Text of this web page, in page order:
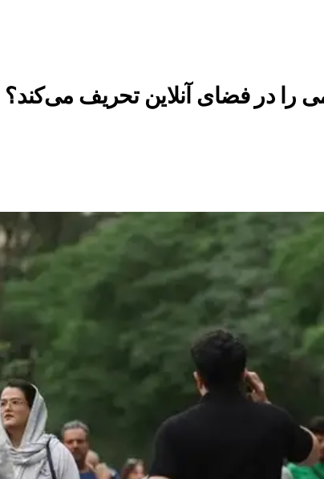
را در فضای آنلاین تحریف می‌کند؟